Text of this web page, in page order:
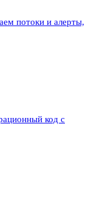
потоки и алерты,
код с